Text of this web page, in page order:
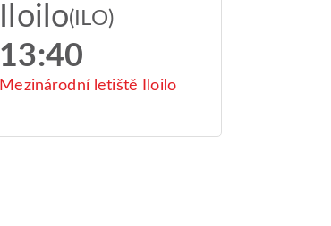
Iloilo(ILO)
13:40
Mezinárodní letiště Iloilo